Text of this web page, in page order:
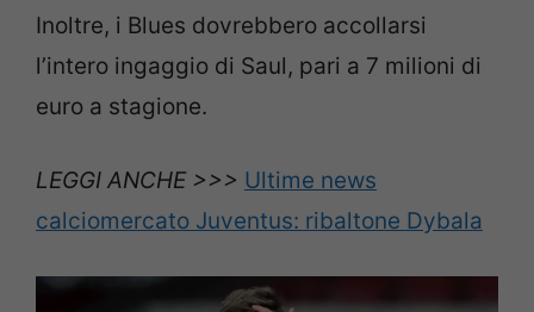
Inoltre, i Blues dovrebbero accollarsi
l’intero ingaggio di Saul, pari a 7 milioni di
euro a stagione.
LEGGI ANCHE >>> Ultime news
calciomercato Juventus: ribaltone Dybala